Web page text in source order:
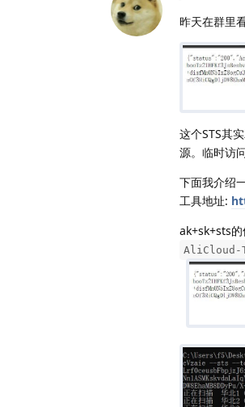
昨天在群里
这个STS其
源。临时访
下面我介绍
工具地址:
ak+sk+sts